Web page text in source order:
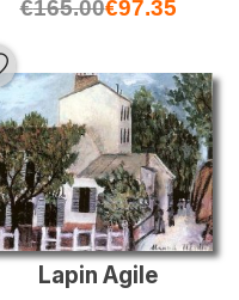
€165.00€97.35
Lapin Agile